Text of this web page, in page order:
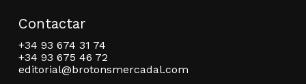
Contactar
+34 93 674 31 74
+34 93 675 46 72
editorial@brotonsmercadal.com